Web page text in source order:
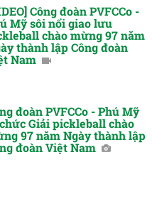
Công đoàn PVFCCo -
Mỹ sôi nổi giao lưu
chào mừng 97 năm
thành lập Công đoàn
Nam
đoàn PVFCCo - Phú Mỹ
Giải pickleball chào
97 năm Ngày thành lập
đoàn Việt Nam